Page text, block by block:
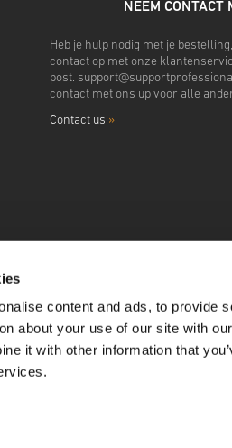
content and ads, to provide
about your use of our site with
it with other information that
NEEM CONTACT
Heb je hulp nodig met je
contact op met onze
post.
contact met ons up voor alle
Contact us »